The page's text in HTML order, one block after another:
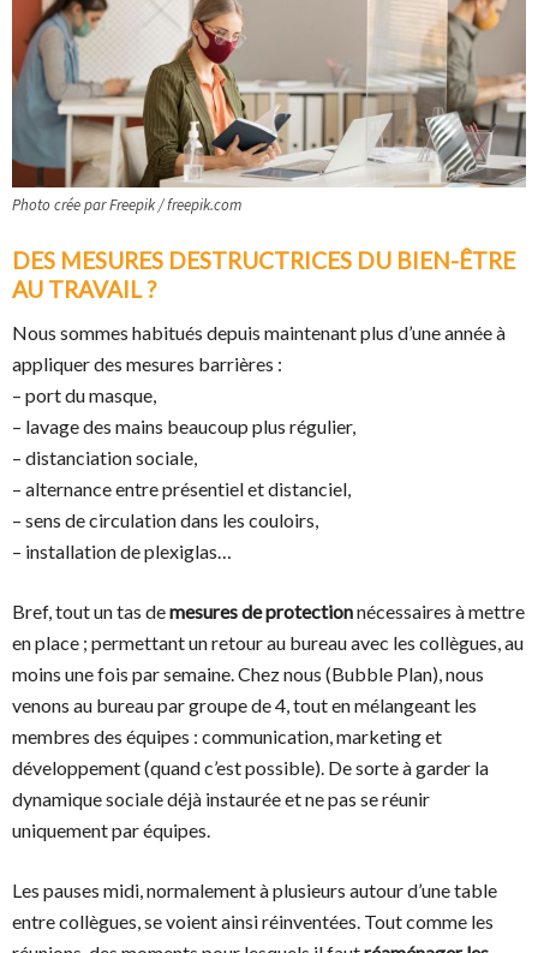
Photo crée par Freepik / freepik.com
DES MESURES DESTRUCTRICES DU BIEN-ÊTRE
AU TRAVAIL ?
Nous sommes habitués depuis maintenant plus d’une année à
appliquer des mesures barrières :
– port du masque,
– lavage des mains beaucoup plus régulier,
– distanciation sociale,
– alternance entre présentiel et distanciel,
– sens de circulation dans les couloirs,
– installation de plexiglas…
Bref, tout un tas demesures de protectionnécessaires à mettre
en place ; permettant un retour au bureau avec les collègues, au
moins une fois par semaine. Chez nous (Bubble Plan), nous
venons au bureau par groupe de 4, tout en mélangeant les
membres des équipes : communication, marketing et
développement (quand c’est possible). De sorte à garder la
dynamique sociale déjà instaurée et ne pas se réunir
uniquement par équipes.
Les pauses midi, normalement à plusieurs autour d’une table
entre collègues, se voient ainsi réinventées. Tout comme les